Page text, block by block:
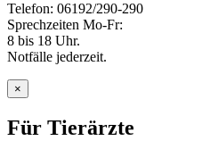
Telefon: 06192/290-290
Sprechzeiten Mo-Fr:
8 bis 18 Uhr.
Notfälle jederzeit.
×
Für Tierärzte